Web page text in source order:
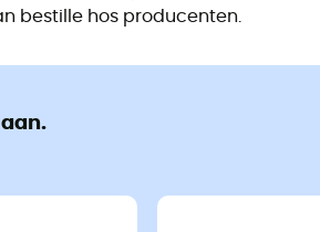
bestille hos producenten.